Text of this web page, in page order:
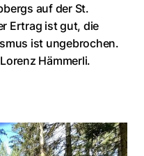
auf der St.
Ertrag ist gut, die
ist ungebrochen.
Hämmerli.